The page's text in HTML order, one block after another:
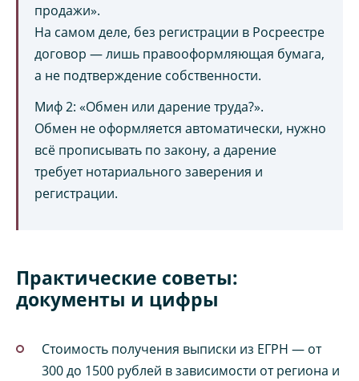
продажи».
На самом деле, без регистрации в Росреестре
договор — лишь правооформляющая бумага,
а не подтверждение собственности.
Миф 2: «Обмен или дарение труда?».
Обмен не оформляется автоматически, нужно
всё прописывать по закону, а дарение
требует нотариального заверения и
регистрации.
Практические советы:
документы и цифры
Стоимость получения выписки из ЕГРН — от
300 до 1500 рублей в зависимости от региона и